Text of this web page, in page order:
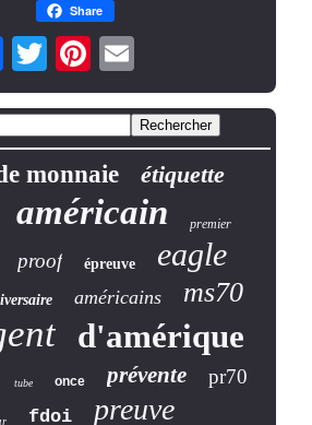
Share
monnaie étiquette
américain premier
proof épreuve eagle
américains ms70
d'amérique
tube once prévente pr70
fdoi preuve